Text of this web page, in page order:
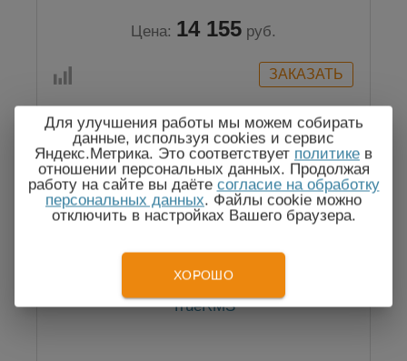
Цена: 14 155 руб.
Госреестр
TrueRMS
Для улучшения работы мы можем собирать
данные, используя cookies и сервис
Яндекс.Метрика. Это соответствует политике в
отношении персональных данных. Продолжая
работу на сайте вы даёте согласие на обработку
персональных данных. Файлы cookie можно
отключить в настройках Вашего браузера.
ХОРОШО